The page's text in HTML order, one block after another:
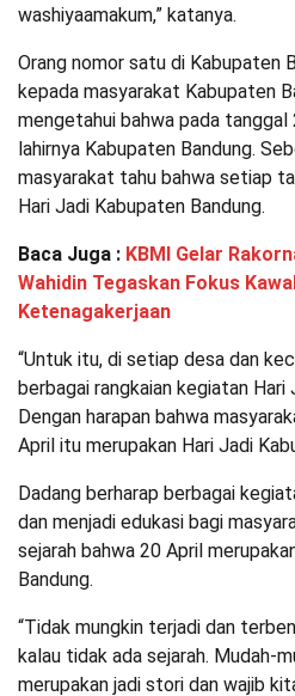
washiyaamakum,” katanya.
Orang nomor satu di Kabupaten
kepada masyarakat Kabupaten
mengetahui bahwa pada
lahirnya Kabupaten Bandung.
masyarakat tahu bahwa setiap
Hari Jadi Kabupaten Bandung.
Baca Juga : KBMI Gelar
Wahidin Tegaskan Fokus
Ketenagakerjaan
“Untuk itu, di setiap desa dan
berbagai rangkaian kegiatan
Dengan harapan bahwa
April itu merupakan Hari Jadi
Dadang berharap berbagai
dan menjadi edukasi bagi
sejarah bahwa 20 April
Bandung.
“Tidak mungkin terjadi dan
kalau tidak ada sejarah. Mudah-
merupakan jadi stori dan wajib